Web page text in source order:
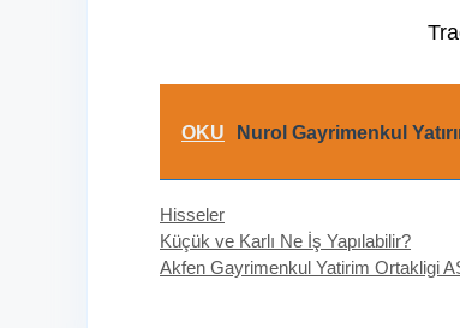
OKU Nurol Gayrimenkul
Kategoriler
Hisseler
Küçük ve Karlı Ne İş Yapılabilir?
Akfen Gayrimenkul Yatirim Ortakligi